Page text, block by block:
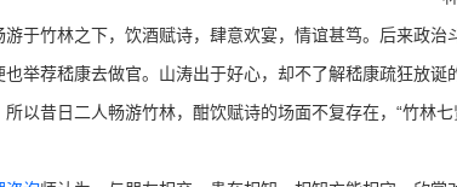
游于竹林之下，饮酒赋诗，肆意欢宴，情谊甚笃。后来政
也举荐嵇康去做官。山涛出于好心，却不了解嵇康疏狂放诞
所以昔日二人畅游竹林，酣饮赋诗的场面不复存在，“竹林